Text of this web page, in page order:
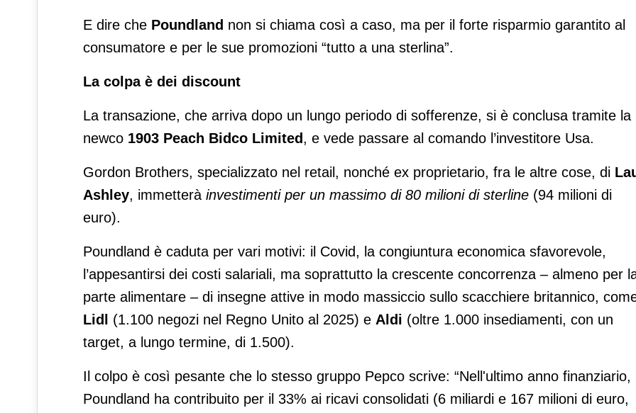
E dire che Poundland non si chiama così a caso, ma per il forte risparmio garantito al
consumatore e per le sue promozioni “tutto a una sterlina”.
La colpa è dei discount
La transazione, che arriva dopo un lungo periodo di sofferenze, si è conclusa tramite la
newco 1903 Peach Bidco Limited, e vede passare al comando l’investitore Usa.
Gordon Brothers, specializzato nel retail, nonché ex proprietario, fra le altre cose, di
Ashley, immetterà investimenti per un massimo di 80 milioni di sterline (94 milioni di
euro).
Poundland è caduta per vari motivi: il Covid, la congiuntura economica sfavorevole,
l’appesantirsi dei costi salariali, ma soprattutto la crescente concorrenza – almeno per
parte alimentare – di insegne attive in modo massiccio sullo scacchiere britannico,
Lidl (1.100 negozi nel Regno Unito al 2025) e Aldi (oltre 1.000 insediamenti, con un
target, a lungo termine, di 1.500).
Il colpo è così pesante che lo stesso gruppo Pepco scrive: “Nell'ultimo anno finanziario,
Poundland ha contribuito per il 33% ai ricavi consolidati (6 miliardi e 167 milioni di euro,